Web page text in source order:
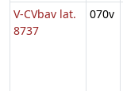
V-CVbav lat.
8737
070v